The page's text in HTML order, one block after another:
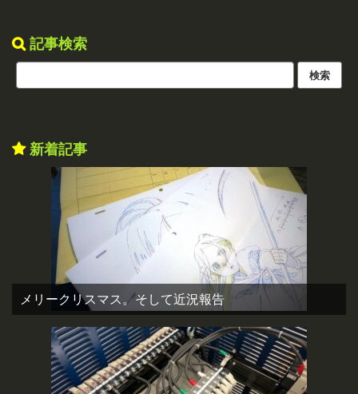
記事検索
新着記事
メリークリスマス。そして近況報告